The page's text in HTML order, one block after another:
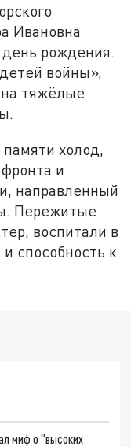
Ивановна
рождения.
войны»,
тяжёлые
холод,
и
направленный
Пережитые
воспитали в
способность к
миф о "высоких